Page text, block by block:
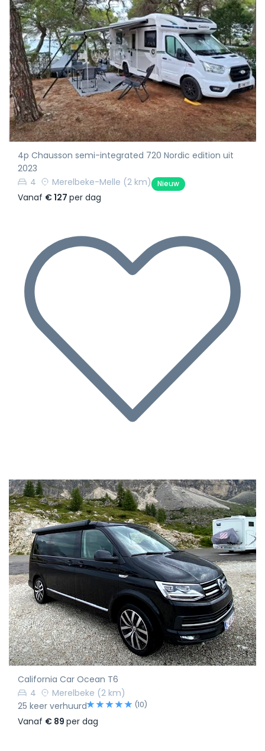
4p Chausson semi-integrated 720 Nordic edition uit
2023
4
Merelbeke-Melle (2 km) Nieuw
Vanaf € 127 per dag
California Car Ocean T6
4
Merelbeke (2 km)
25 keer verhuurd
(10)
Vanaf € 89 per dag